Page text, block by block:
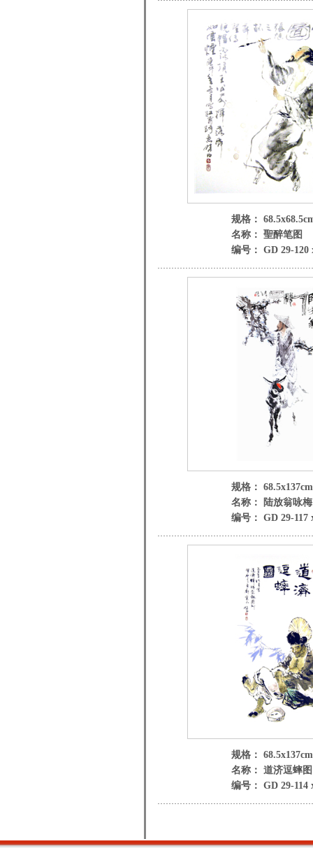
规格：
名称： 聖醉笔图
编号： GD 29-120
规格： 68.5x137cm
名称： 陆放翁咏梅
编号： GD 29-117
规格： 68.5x137cm
名称： 道济逗蟀图
编号： GD 29-114